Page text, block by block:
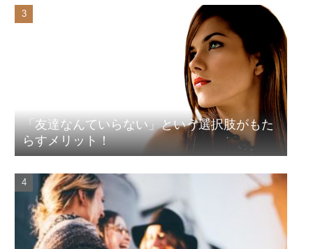
「友達なんていらない」という選択肢がもた
らすメリット！